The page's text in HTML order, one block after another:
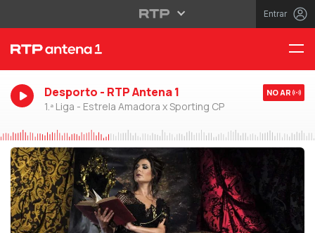
Entrar
Desporto - RTP Antena 1
1.ª Liga - Estrela Amadora x Sporting CP
NO AR